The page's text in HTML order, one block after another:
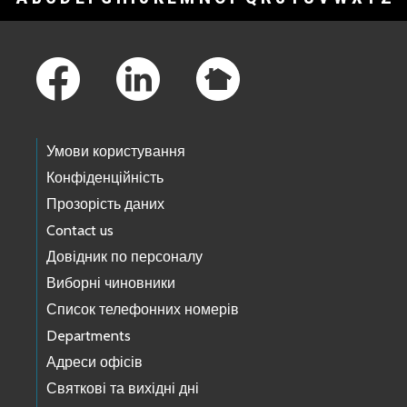
Умови користування
Конфіденційність
Прозорість даних
Contact us
Довідник по персоналу
Виборні чиновники
Список телефонних номерів
Departments
Адреси офісів
Святкові та вихідні дні